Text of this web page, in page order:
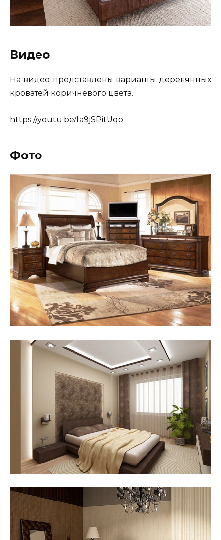
Видео
На видео представлены варианты деревянных
кроватей коричневого цвета.
https://youtu.be/fa9jSPitUqo
Фото